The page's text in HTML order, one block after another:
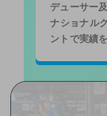
デューサー
ナショナル
ントで実績